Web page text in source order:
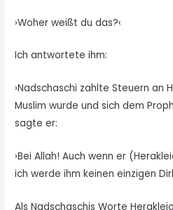
›Woher weißt du das?‹
Ich antwortete ihm:
›Nadschaschi zahlte Steuern an
Muslim wurde und sich dem
sagte er:
›Bei Allah! Auch wenn er
ich werde ihm keinen einzigen
Als Nadschaschis Worte